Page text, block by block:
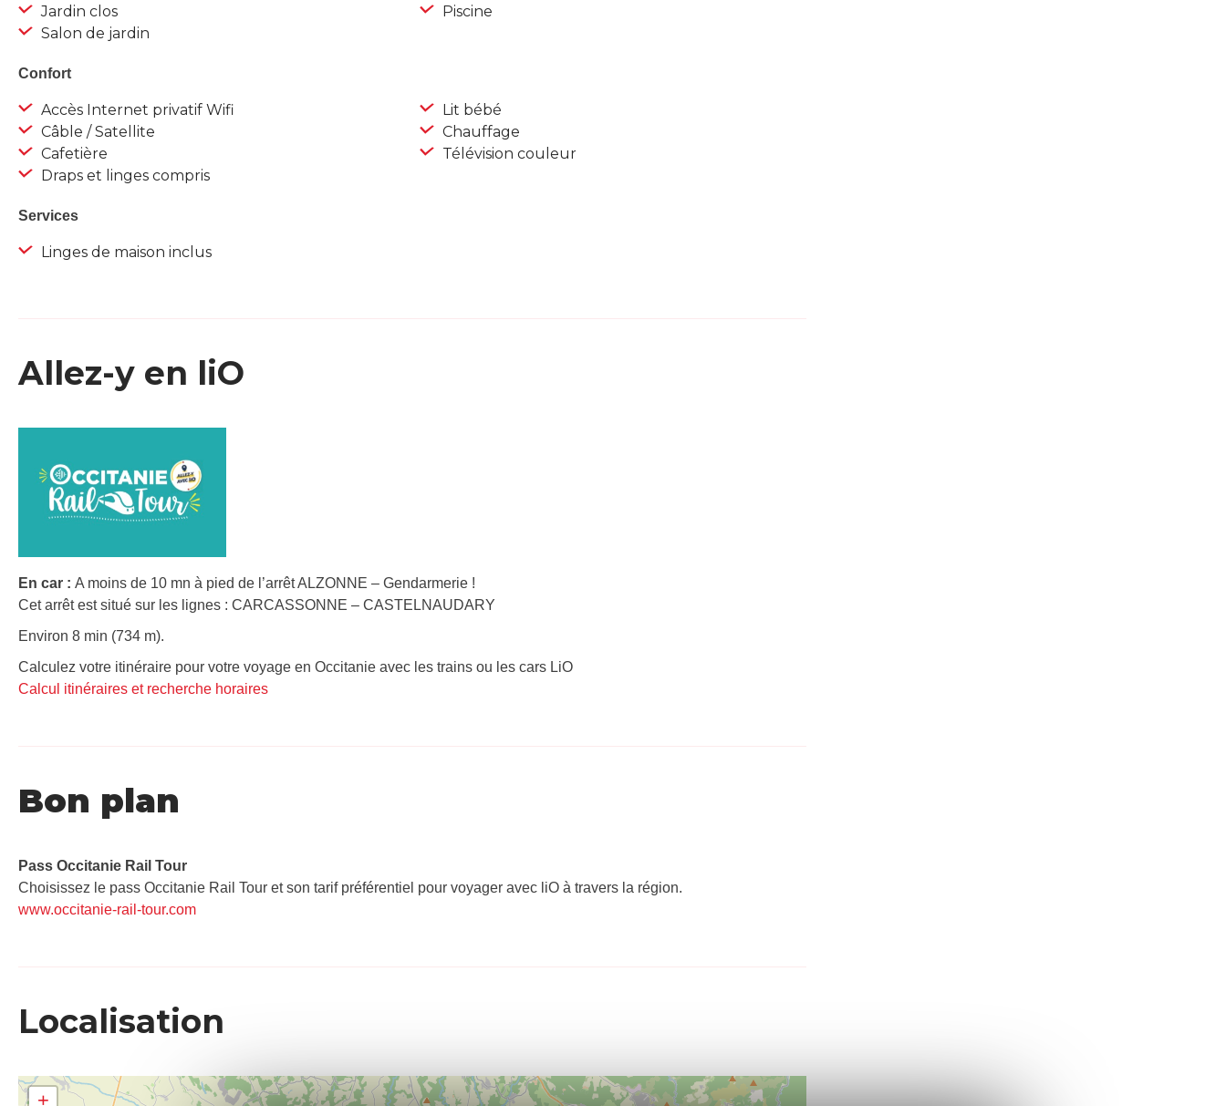
Jardin clos
Salon de jardin
Piscine
Confort
Accès Internet privatif Wifi
Câble / Satellite
Cafetière
Draps et linges compris
Lit bébé
Chauffage
Télévision couleur
Services
Linges de maison inclus
Allez-y en liO
En car : A moins de 10 mn à pied de l’arrêt ALZONNE – Gendarmerie !
Cet arrêt est situé sur les lignes : CARCASSONNE – CASTELNAUDARY
Environ 8 min (734 m).
Calculez votre itinéraire pour votre voyage en Occitanie avec les trains ou les cars LiO
Calcul itinéraires et recherche horaires
Bon plan
Pass Occitanie Rail Tour​
Choisissez le pass Occitanie Rail Tour et son tarif préférentiel pour voyager avec liO à travers la région.
www.occitanie-rail-tour.com
Localisation
+